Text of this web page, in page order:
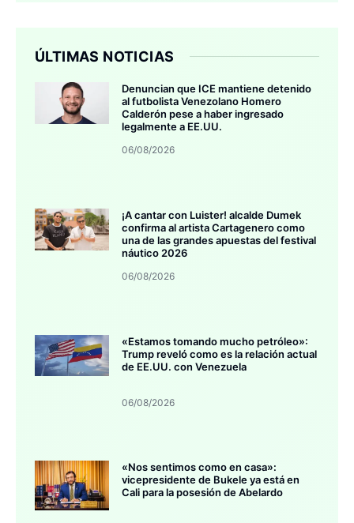
ÚLTIMAS NOTICIAS
Denuncian que ICE mantiene detenido
al futbolista Venezolano Homero
Calderón pese a haber ingresado
legalmente a EE.UU.
06/08/2026
¡A cantar con Luister! alcalde Dumek
confirma al artista Cartagenero como
una de las grandes apuestas del festival
náutico 2026
06/08/2026
«Estamos tomando mucho petróleo»:
Trump reveló como es la relación actual
de EE.UU. con Venezuela
06/08/2026
«Nos sentimos como en casa»:
vicepresidente de Bukele ya está en
Cali para la posesión de Abelardo